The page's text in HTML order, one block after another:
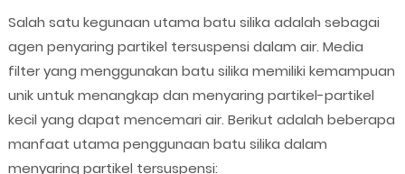
Salah satu kegunaan utama batu silika adalah sebagai
agen penyaring partikel tersuspensi dalam air. Media
filter yang menggunakan batu silika memiliki kemampuan
unik untuk menangkap dan menyaring partikel-partikel
kecil yang dapat mencemari air. Berikut adalah beberapa
manfaat utama penggunaan batu silika dalam
menyaring partikel tersuspensi: